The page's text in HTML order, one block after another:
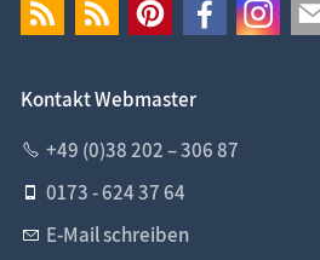
Kontakt Webmaster
+49 (0)38 202 – 306 87
0173 - 624 37 64
E-Mail schreiben